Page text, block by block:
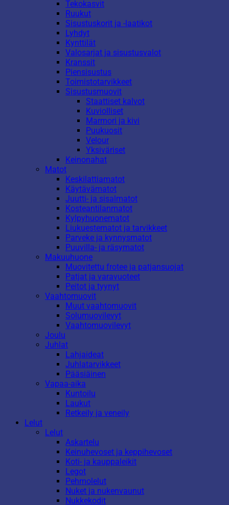
Tekokasvit
Ruukut
Sisustuskorit ja -laatikot
Lyhdyt
Kynttilät
Valosarjat ja sisustusvalot
Kranssit
Piensisustus
Toimistotarvikkeet
Sisustusmuovit
Staattiset kalvot
Kuviolliset
Marmori ja kivi
Puukuosit
Velour
Yksiväriset
Keinonahat
Matot
Keskilattiamatot
Käytävämatot
Juutti- ja sisalmatot
Kosteantilanmatot
Kylpyhuonematot
Liukuestematot ja tarvikkeet
Parveke ja kynnysmatot
Puuvilla- ja räsymatot
Makuuhuone
Muovitettu frotee ja patjansuojat
Patjat ja varavuoteet
Peitot ja tyynyt
Vaahtomuovit
Muut vaahtomuovit
Solumuovilevyt
Vaahtomuovilevyt
Joulu
Juhlat
Lahjaideat
Juhlatarvikkeet
Pääsiäinen
Vapaa-aika
Kuntoilu
Laukut
Retkeily ja veneily
Lelut
Lelut
Askartelu
Keinuhevoset ja keppihevoset
Koti- ja kauppaleikit
Legot
Pehmolelut
Nuket ja nukenvaunut
Nukkekodit